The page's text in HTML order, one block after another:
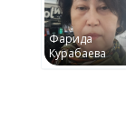
Фарида
Курабаева